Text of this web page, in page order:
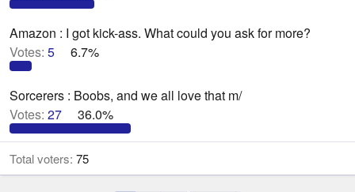
Amazon : I got kick-ass. What could you ask for more?
Votes: 5 6.7%
Sorcerers : Boobs, and we all love that m/
Votes: 27 36.0%
Total voters 75